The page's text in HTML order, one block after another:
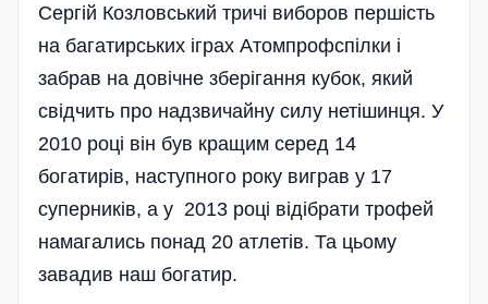
Сергій Козловський тричі виборов першість
на багатирських іграх Атомпрофспілки і
забрав на довічне зберігання кубок, який
свідчить про надзвичайну силу нетішинця. У
2010 році він був кращим серед 14
богатирів, наступного року виграв у 17
суперників, а у 2013 році відібрати трофей
намагались понад 20 атлетів. Та цьому
завадив наш богатир.